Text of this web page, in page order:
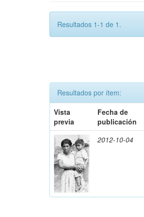
Resultados 1-1 de 1.
Resultados por ítem:
Vista
previa
Fecha de
publicación
2012-10-04